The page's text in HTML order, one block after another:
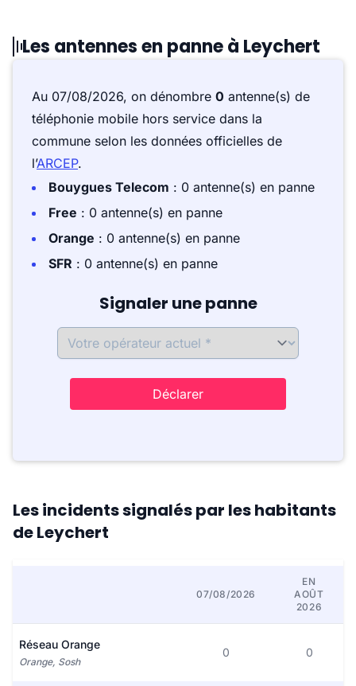
Les antennes en panne à Leychert
Au 07/08/2026, on dénombre 0 antenne(s) de
téléphonie mobile hors service dans la
commune selon les données officielles de
l’ARCEP.
Bouygues Telecom : 0 antenne(s) en panne
Free : 0 antenne(s) en panne
Orange : 0 antenne(s) en panne
SFR : 0 antenne(s) en panne
Signaler une panne
Déclarer
Les incidents signalés par les habitants
de Leychert
07/08/2026
EN
AOÛT
2026
Réseau Orange
Orange, Sosh
0 0